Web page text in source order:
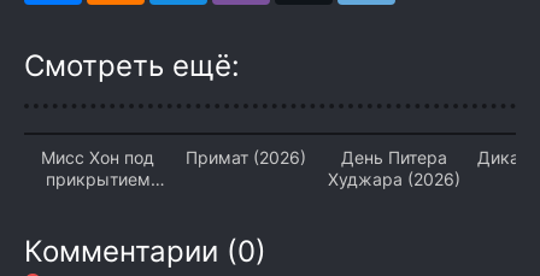
Смотреть ещё:
Мисс Хон под
прикрытием
Примат (2026)
День Питера
Худжара (2026)
Дикая
Комментарии (0)